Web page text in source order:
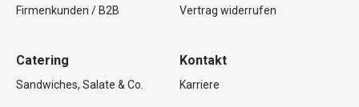
Firmenkunden / B2B Vertrag widerrufen
Catering
Sandwiches, Salate & Co.
Kontakt
Karriere